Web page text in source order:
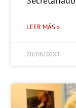
LEER MÁS »
20/06/2023